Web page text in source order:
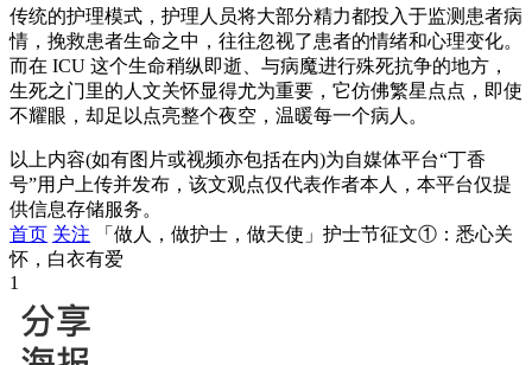
传统的护理模式，护理人员将大部分精力都投入于监测患者病
情，挽救患者生命之中，往往忽视了患者的情绪和心理变化。
而在 ICU 这个生命稍纵即逝、与病魔进行殊死抗争的地方，
生死之门里的人文关怀显得尤为重要，它仿佛繁星点点，即使
不耀眼，却足以点亮整个夜空，温暖每一个病人。
以上内容(如有图片或视频亦包括在内)为自媒体平台“丁香
号”用户上传并发布，该文观点仅代表作者本人，本平台仅提
供信息存储服务。
首页 关注
「做人，做护士，做天使」护士节征文①：悉心关
怀，白衣有爱
1